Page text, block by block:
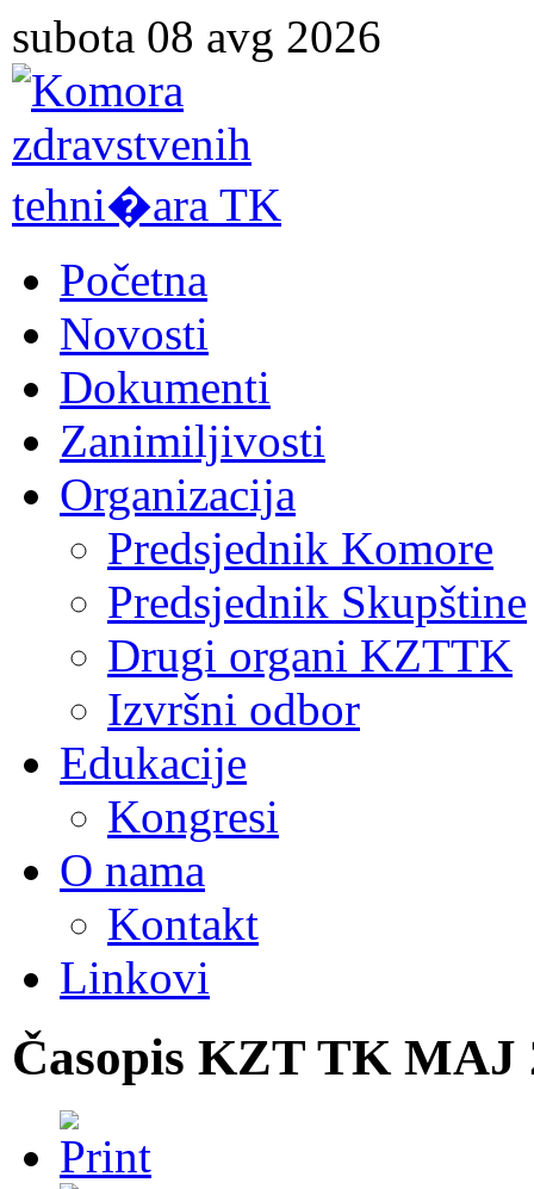
subota 08 avg 2026
Početna
Novosti
Dokumenti
Zanimiljivosti
Organizacija
Predsjednik Komore
Predsjednik Skupštine
Drugi organi KZTTK
Izvršni odbor
Edukacije
Kongresi
O nama
Kontakt
Linkovi
Časopis KZT TK MAJ